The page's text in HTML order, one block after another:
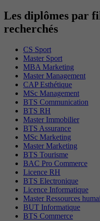
Les diplômes par
recherchés
CS Sport
Master Sport
MBA Marketing
Master Management
CAP Esthétique
MSc Management
BTS Communication
BTS RH
Master Immobilier
BTS Assurance
MSc Marketing
Master Marketing
BTS Tourisme
BAC Pro Commerce
Licence RH
BTS Electronique
Licence Informatique
Master Ressources
BUT Informatique
BTS Commerce